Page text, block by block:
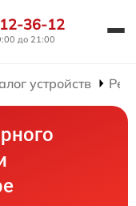
36-12
до 21:00
устройств